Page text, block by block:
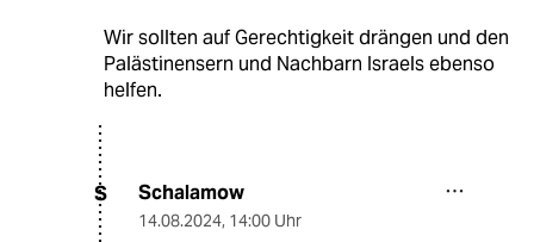
Wir sollten auf Gerechtigkeit drängen und den
Palästinensern und Nachbarn Israels ebenso
helfen.
S Schalamow
14.08.2024, 14:00 Uhr